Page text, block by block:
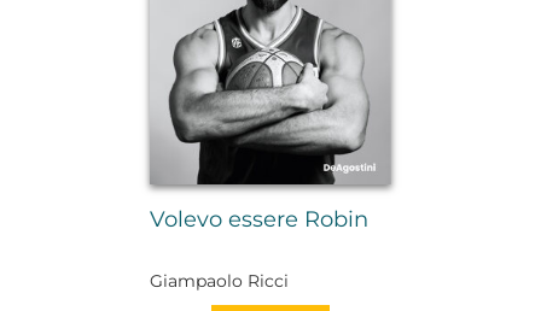
Volevo essere Robin
Giampaolo Ricci